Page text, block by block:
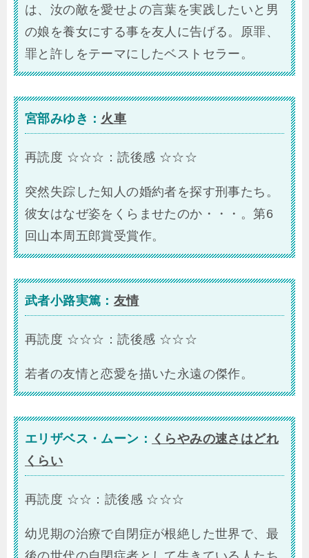
は、汝の敵を愛せよの言葉を実践したいと男
の娘を養女にする事を友人に告げる。原罪、
罪と許しをテーマにしたベストセラー。
宮部みゆき： 火車
再読度 ☆☆☆：読後感 ☆☆☆
突然失踪した知人の婚約者を探す刑事たち。
彼女はなぜ姿をくらませたのか・・・。第6
回山本周五郎賞受賞作。
武者小路実篤： 友情
再読度 ☆☆☆：読後感 ☆☆☆
若者の友情と恋愛を描いた永遠の傑作。
エリザベス・ムーン： くらやみの速さはどれ
くらい
再読度 ☆☆：読後感 ☆☆☆
幼児期の治療で自閉症が根絶した世界で、最